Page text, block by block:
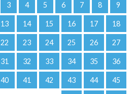
3 4 5 6 7 8 9
13 14 15 16 17 18
22 23 24 25 26 27
31 32 33 34 35 36
40 41 42 43 44 45